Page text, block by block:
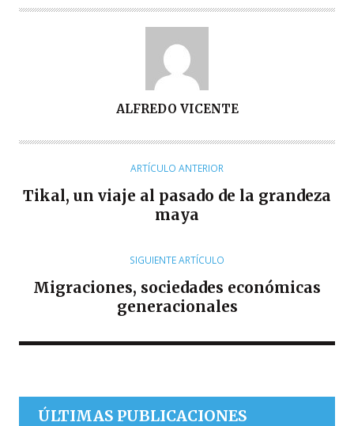
T
ALFREDO VICENTE
ARTÍCULO ANTERIOR
Tikal, un viaje al pasado de la grandeza
maya
SIGUIENTE ARTÍCULO
Migraciones, sociedades económicas
generacionales
ÚLTIMAS PUBLICACIONES